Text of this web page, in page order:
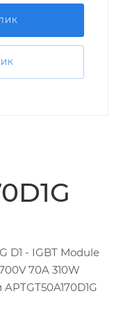
D1 - IGBT Module
70A 310W